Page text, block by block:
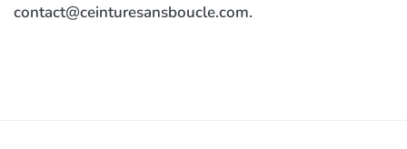
contact@ceinturesansboucle.com.